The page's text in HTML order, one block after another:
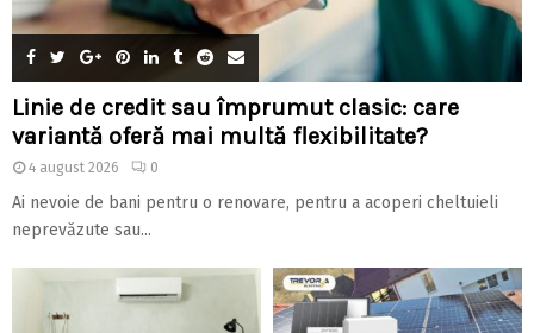
Linie de credit sau împrumut clasic: care
variantă oferă mai multă flexibilitate?
4 august 2026 0
Ai nevoie de bani pentru o renovare, pentru a acoperi cheltuieli
neprevăzute sau...